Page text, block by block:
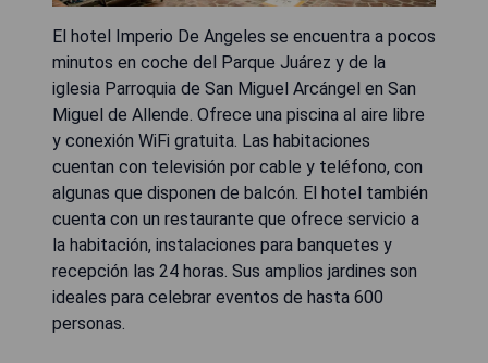
El hotel Imperio De Angeles se encuentra a pocos
minutos en coche del Parque Juárez y de la
iglesia Parroquia de San Miguel Arcángel en San
Miguel de Allende. Ofrece una piscina al aire libre
y conexión WiFi gratuita. Las habitaciones
cuentan con televisión por cable y teléfono, con
algunas que disponen de balcón. El hotel también
cuenta con un restaurante que ofrece servicio a
la habitación, instalaciones para banquetes y
recepción las 24 horas. Sus amplios jardines son
ideales para celebrar eventos de hasta 600
personas.